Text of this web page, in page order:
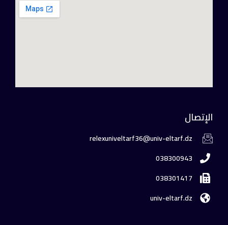
الإتصال
relexuniveltarf36@univ-eltarf.dz
038300943
038301417
univ-eltarf.dz